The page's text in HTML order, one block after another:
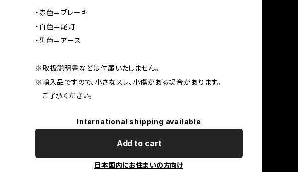
・赤色＝ブレーキ
・白色＝尾灯
・黒色＝アース
※取扱説明書などは付属いたしません。
※輸入品ですので、小さなスレ、小傷がある場合があります。
ご了承ください。
International shipping available
Add to cart
日本国内にお住まいの方向け